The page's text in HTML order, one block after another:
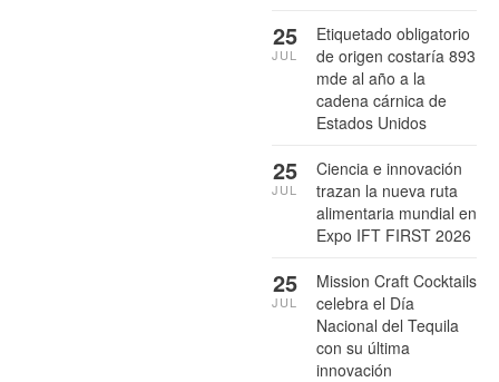
Etiquetado obligatorio
de origen costaría 893
mde al año a la
cadena cárnica de
Estados Unidos
25
JUL
Ciencia e innovación
trazan la nueva ruta
alimentaria mundial en
Expo IFT FIRST 2026
25
JUL
Mission Craft Cocktails
celebra el Día
Nacional del Tequila
con su última
innovación
25
JUL